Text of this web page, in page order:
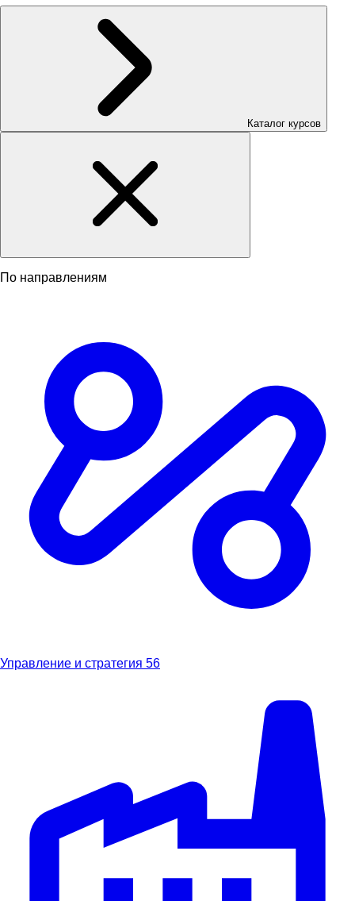
Каталог курсов
По направлениям
Управление и стратегия 56